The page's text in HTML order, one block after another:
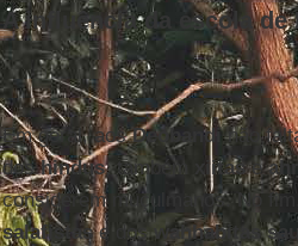
A influência da escola de
Em geral, aosDeobandinão
doshindus, também xiitase
considerem muçulmanos. No
salafistase doswahhabitas